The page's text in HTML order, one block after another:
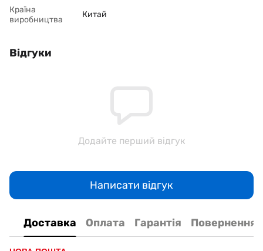
Країна
виробництва
Китай
Відгуки
Додайте перший відгук
Написати відгук
Доставка Оплата Гарантія Повернення